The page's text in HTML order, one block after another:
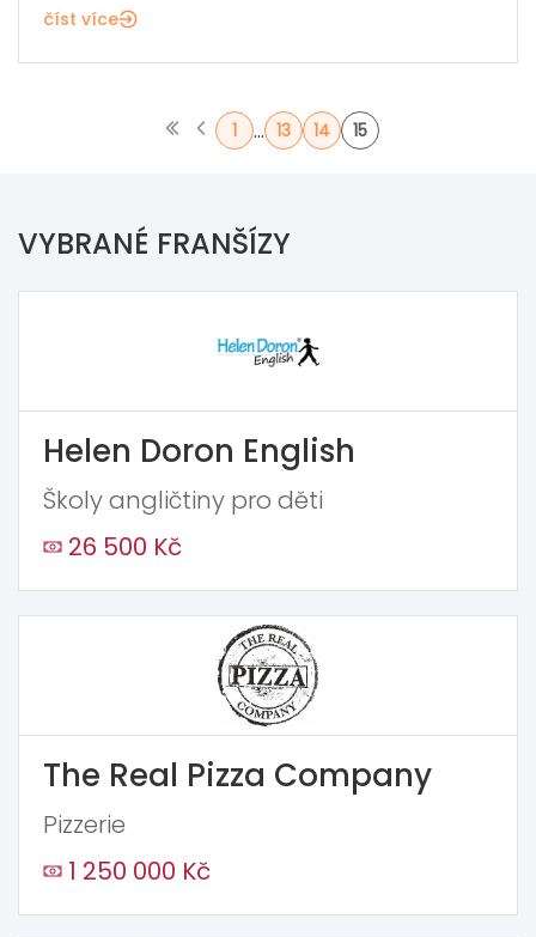
číst více
1 ... 13 14 15
VYBRANÉ FRANŠÍZY
Helen Doron English
Školy angličtiny pro děti
26 500 Kč
The Real Pizza Company
Pizzerie
1 250 000 Kč